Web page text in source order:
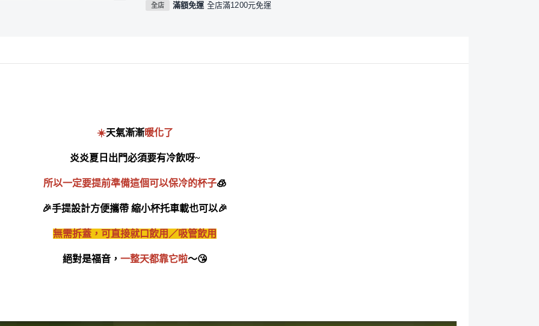
全店 滿額免運 全店滿1200元免運
☀️天氣漸漸暖化了
炎炎夏日出門必須要有冷飲呀~
所以一定要提前準備這個可以保冷的杯子🧊
🎉手提設計方便攜帶 縮小杯托車載也可以🎉
無需拆蓋，可直接就口飲用／吸管飲用
絕對是福音， 一整天都靠它啦～😘